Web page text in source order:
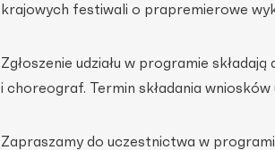
krajowych festiwali o prapremierowe
Zgłoszenie udziału w programie
i choreograf. Termin składania
Zapraszamy do uczestnictwa w